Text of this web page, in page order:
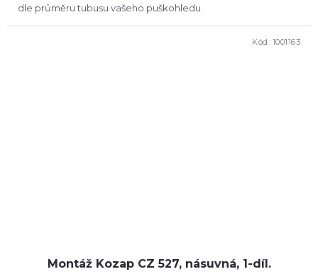
dle průměru tubusu vašeho puškohledu.
Montáž Kozap CZ 527, násuvná, 1-díl.
Kód: 1001163